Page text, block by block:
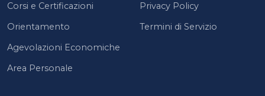
Corsi e Certificazioni
Orientamento
Agevolazioni Economiche
Area Personale
Privacy Policy
Termini di Servizio